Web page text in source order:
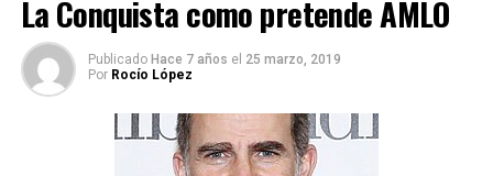
La Conquista como pretende AMLO
Publicado Hace 7 años el 25 marzo, 2019
Por Rocío López